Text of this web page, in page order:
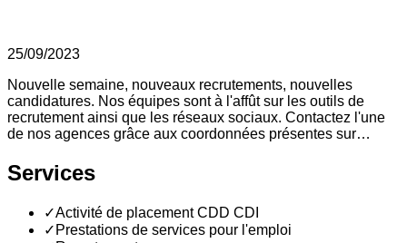
25/09/2023
Nouvelle semaine, nouveaux recrutements, nouvelles
candidatures. Nos équipes sont à l'affût sur les outils de
recrutement ainsi que les réseaux sociaux. Contactez l'une
de nos agences grâce aux coordonnées présentes sur…
Services
✓Activité de placement CDD CDI
✓ Prestations de services pour l'emploi